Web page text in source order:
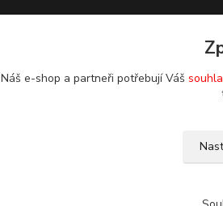
Náš e-shop a partneři potřebují Váš